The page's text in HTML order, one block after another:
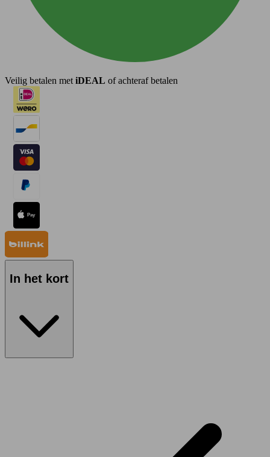
Veilig betalen met iDEAL of achteraf betalen
In het kort